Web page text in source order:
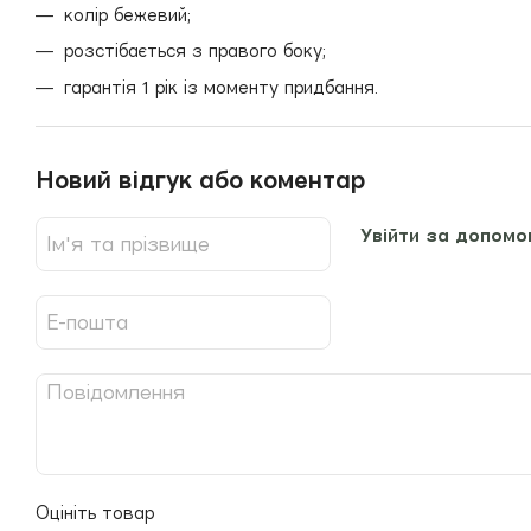
колір бежевий;
розстібається з правого боку;
гарантія 1 рік із моменту придбання.
Новий відгук або коментар
Увійти за
Оцініть товар